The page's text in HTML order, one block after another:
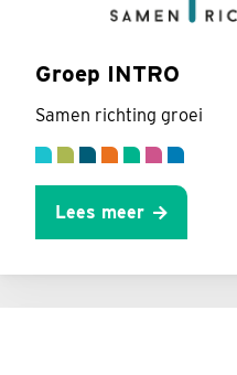
Groep INTRO
Samen richting groei
Lees meer